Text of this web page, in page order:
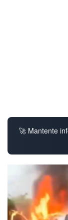
🚀 Mantente